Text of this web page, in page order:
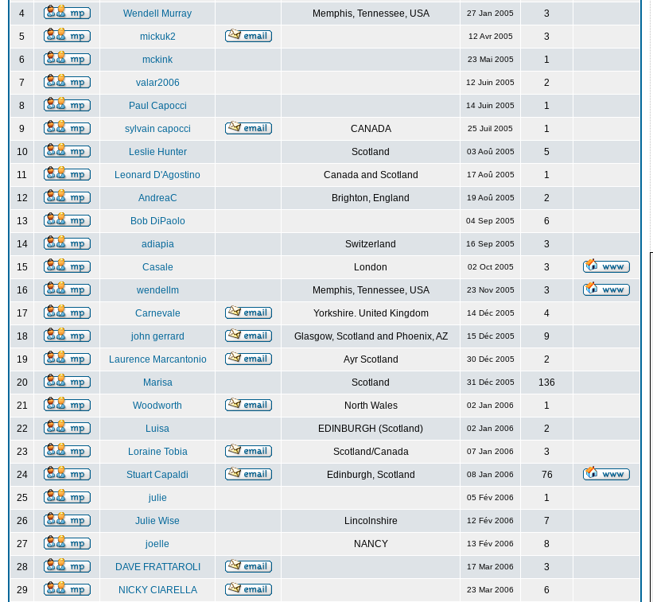
4 Wendell Murray Memphis, Tennessee, USA 27 Jan 2005 3
5 mickuk2 12 Avr 2005 3
6 mckink 23 Mai 2005 1
7 valar2006 12 Juin 2005 2
8 Paul Capocci 14 Juin 2005 1
9 sylvain capocci CANADA 25 Juil 2005 1
10 Leslie Hunter Scotland 03 Aoû 2005 5
11 Leonard D'Agostino Canada and Scotland 17 Aoû 2005 1
12 AndreaC Brighton, England 19 Aoû 2005 2
13 Bob DiPaolo 04 Sep 2005 6
14 adiapia Switzerland 16 Sep 2005 3
15 Casale London 02 Oct 2005 3
16 wendellm Memphis, Tennessee, USA 23 Nov 2005 3
17 Carnevale Yorkshire. United Kingdom 14 Déc 2005 4
18 john gerrard Glasgow, Scotland and Phoenix, AZ 15 Déc 2005 9
19 Laurence Marcantonio Ayr Scotland 30 Déc 2005 2
20 Marisa Scotland 31 Déc 2005 136
21 Woodworth North Wales 02 Jan 2006 1
22 Luisa EDINBURGH (Scotland) 02 Jan 2006 2
23 Loraine Tobia Scotland/Canada 07 Jan 2006 3
24 Stuart Capaldi Edinburgh, Scotland 08 Jan 2006 76
25 julie 05 Fév 2006 1
26 Julie Wise Lincolnshire 12 Fév 2006 7
27 joelle NANCY 13 Fév 2006 8
28 DAVE FRATTAROLI 17 Mar 2006 3
29 NICKY CIARELLA 23 Mar 2006 6